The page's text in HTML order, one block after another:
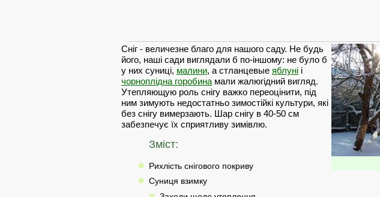
Сніг - величезне благо для нашого саду. Не будь
його, наші сади виглядали б по-іншому: не було б
у них суниці, малини, а стланцевые яблуні і
чорноплідна горобина мали жалюгідний вигляд.
Утепляющую роль снігу важко переоцінити, під
ним зимують недостатньо зимостійкі культури, які
без снігу вимерзають. Шар снігу в 40-50 см
забезпечує їх сприятливу зимівлю.
Зміст:
Рихлість снігового покриву
Суниця взимку